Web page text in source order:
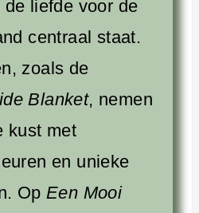
liefde voor de
centraal staat.
zoals de
Blanket, nemen
kust met
en unieke
Op Een Mooi